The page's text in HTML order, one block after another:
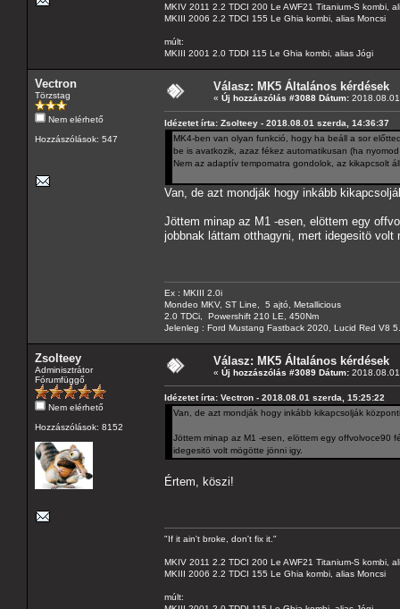
MKIV 2011 2.2 TDCI 200 Le AWF21 Titanium-S kombi,
MKIII 2006 2.2 TDCI 155 Le Ghia kombi, alias Moncsi
múlt:
MKIII 2001 2.0 TDDI 115 Le Ghia kombi, alias Jógi
Vectron
Törzstag
Nem elérhető
Hozzászólások: 547
Válasz: MK5 Általános kérdések
« Új hozzászólás #3088 Dátum:
Idézetet írta: Zsolteey - 2018.08.01 szerda, 14:36:37
MK4-ben van olyan funkció, hogy ha beáll a sor
be is avatkozik, azaz fékez automatikusan (ha
Nem az adaptív tempomatra gondolok, az kikapcsolt
Van, de azt mondják hogy inkább
Jöttem minap az M1 -esen, elöttem egy
jobbnak láttam otthagyni, mert idegesitö volt
Ex : MKIII 2.0i
Mondeo MKV, ST Line, 5 ajtó, Metallicious
2.0 TDCi, Powershift 210 LE, 450Nm
Jelenleg : Ford Mustang Fastback 2020, Lucid Red V8
Zsolteey
Adminisztrátor
Fórumfüggő
Nem elérhető
Hozzászólások: 8152
Válasz: MK5 Általános kérdések
« Új hozzászólás #3089 Dátum:
Idézetet írta: Vectron - 2018.08.01 szerda, 15:25:22
Van, de azt mondják hogy inkább kikapcsolják
Jöttem minap az M1 -esen, elöttem egy offvolvoce90
idegesitö volt mögötte jönni igy.
Értem, köszi!
"If it ain't broke, don't fix it."
MKIV 2011 2.2 TDCI 200 Le AWF21 Titanium-S kombi,
MKIII 2006 2.2 TDCI 155 Le Ghia kombi, alias Moncsi
múlt: